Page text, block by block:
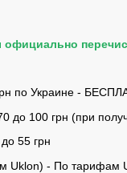
по Украине -
до 100 грн (при
55 грн
Uklon) - По тарифам